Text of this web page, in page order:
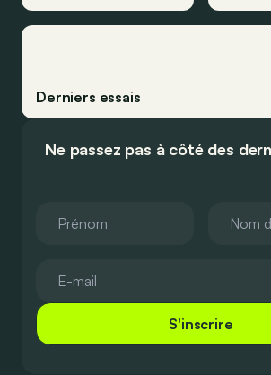
Derniers essais
Ne passez pas à côté des
S'inscrire